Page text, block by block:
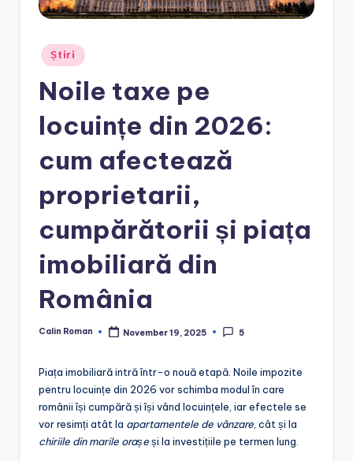
Posted
in
Știri
Noile taxe pe
locuințe din 2026:
cum afectează
proprietarii,
cumpărătorii și piața
imobiliară din
România
Posted
Calin Roman November 19, 2025 5
Piața imobiliară intră într-o nouă etapă. Noile impozite
pentru locuințe din 2026 vor schimba modul în care
românii își cumpără și își vând locuințele, iar efectele se
vor resimți atât la apartamentele de vânzare, cât și la
chiriile din marile orașeși la investițiile pe termen lung.